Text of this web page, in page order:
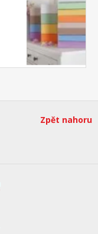
Zpět nahoru